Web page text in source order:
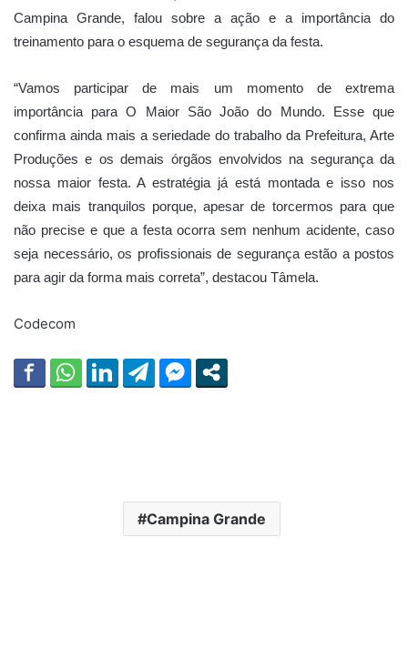
Campina Grande, falou sobre a ação e a importância do
treinamento para o esquema de segurança da festa.
“Vamos participar de mais um momento de extrema
importância para O Maior São João do Mundo. Esse que
confirma ainda mais a seriedade do trabalho da Prefeitura, Arte
Produções e os demais órgãos envolvidos na segurança da
nossa maior festa. A estratégia já está montada e isso nos
deixa mais tranquilos porque, apesar de torcermos para que
não precise e que a festa ocorra sem nenhum acidente, caso
seja necessário, os profissionais de segurança estão a postos
para agir da forma mais correta”, destacou Tâmela.
Codecom
Campina Grande